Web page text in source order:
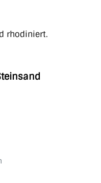
rhodiniert.